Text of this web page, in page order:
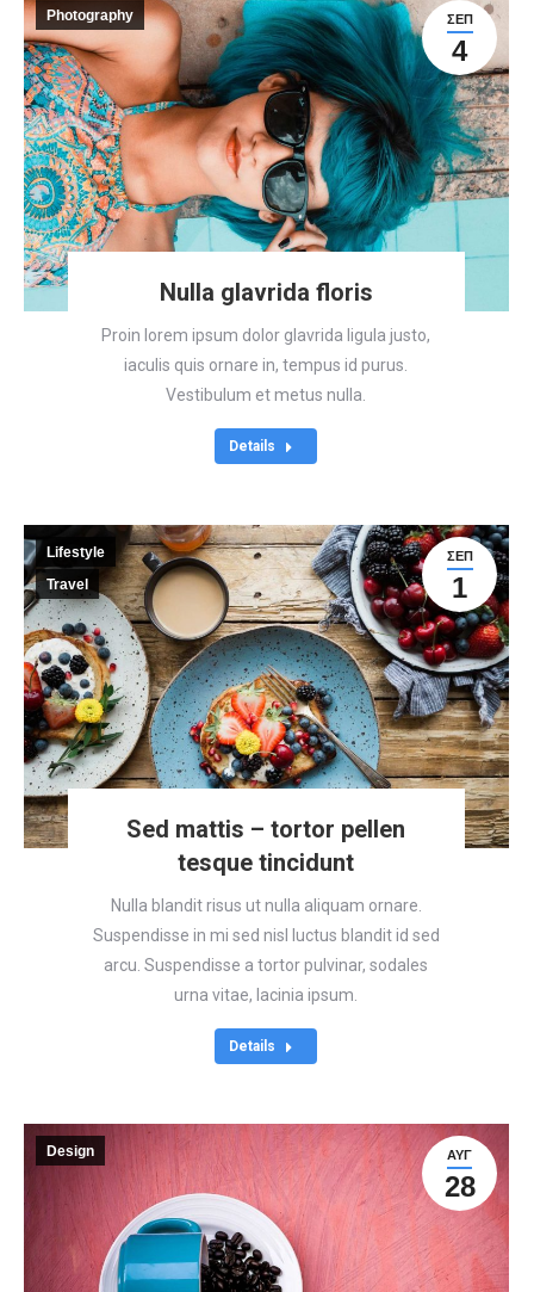
ΣΕΠ
4
Photography
Nulla glavrida floris
Proin lorem ipsum dolor glavrida ligula justo,
iaculis quis ornare in, tempus id purus.
Vestibulum et metus nulla.
Details
ΣΕΠ
1
Lifestyle
Travel
Sed mattis – tortor pellen
tesque tincidunt
Nulla blandit risus ut nulla aliquam ornare.
Suspendisse in mi sed nisl luctus blandit id sed
arcu. Suspendisse a tortor pulvinar, sodales
urna vitae, lacinia ipsum.
Details
ΑΥΓ
28
Design